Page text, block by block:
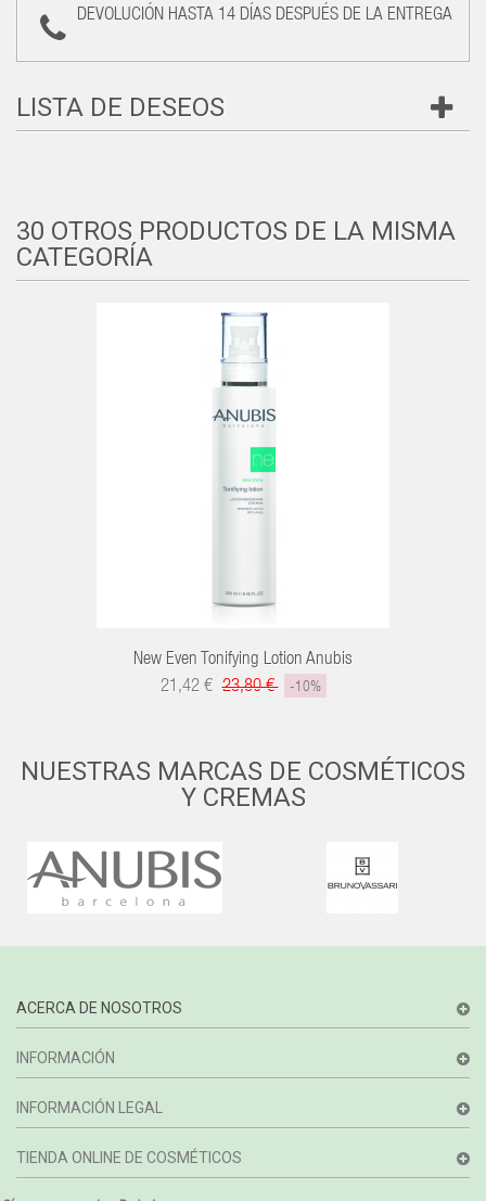
DEVOLUCIÓN HASTA 14 DÍAS DESPUÉS DE LA ENTREGA
LISTA DE DESEOS
30 OTROS PRODUCTOS DE LA MISMA
CATEGORÍA
New Even Tonifying Lotion Anubis
21,42 € 23,80 € -10%
NUESTRAS MARCAS DE COSMÉTICOS
Y CREMAS
ACERCA DE NOSOTROS
INFORMACIÓN
INFORMACIÓN LEGAL
TIENDA ONLINE DE COSMÉTICOS